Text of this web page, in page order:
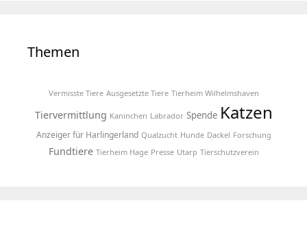
Themen
Vermisste Tiere Ausgesetzte Tiere Tierheim Wilhelmshaven
Tiervermittlung Kaninchen Labrador Spende Katzen
Anzeiger für Harlingerland Qualzucht Hunde Dackel Forschung
Fundtiere Tierheim Hage Presse Utarp Tierschutzverein